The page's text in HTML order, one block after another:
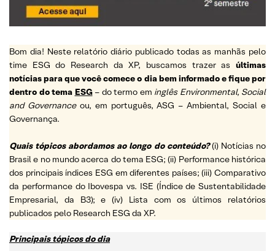
Bom dia! Neste relatório diário publicado todas as manhãs pelo
time ESG do Research da XP, buscamos trazer as últimas
notícias para que você comece o dia bem informado e fique por
dentro do tema ESG – do termo em inglês Environmental, Social
and Governance ou, em português, ASG – Ambiental, Social e
Governança.
Quais tópicos abordamos ao longo do conteúdo? (i) Notícias no
Brasil e no mundo acerca do tema ESG; (ii) Performance histórica
dos principais índices ESG em diferentes países; (iii) Comparativo
da performance do Ibovespa vs. ISE (Índice de Sustentabilidade
Empresarial, da B3); e (iv) Lista com os últimos relatórios
publicados pelo Research ESG da XP.
Principais tópicos do dia